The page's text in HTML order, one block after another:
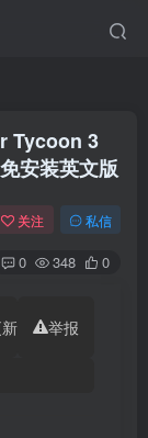
Tycoon 3
安装英文版
关注 私信
0 348 0
举报